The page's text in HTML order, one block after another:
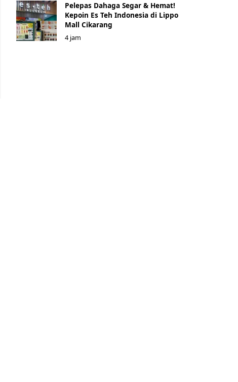
Pelepas Dahaga Segar & Hemat!
Kepoin Es Teh Indonesia di Lippo
Mall Cikarang
4 jam